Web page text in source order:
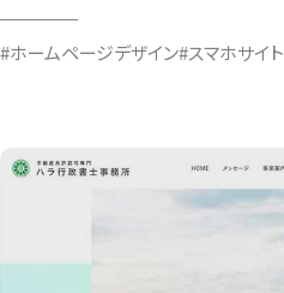
#ホームページデザイン#スマホサイト